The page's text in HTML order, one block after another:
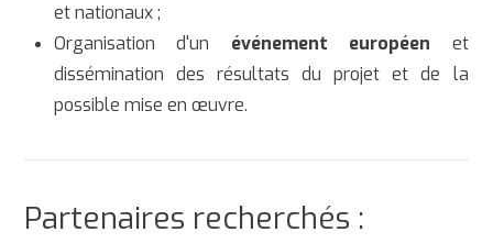
et nationaux ;
Organisation d'un événement européen et
dissémination des résultats du projet et de la
possible mise en œuvre.
Partenaires recherchés :